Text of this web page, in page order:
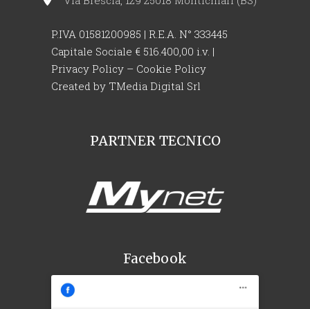
P.IVA 01581200985 | R.E.A. N° 333445
Capitale Sociale € 516.400,00 i.v. |
Privacy Policy – Cookie Policy
Created by TMedia Digital Srl
PARTNER TECNICO
Facebook